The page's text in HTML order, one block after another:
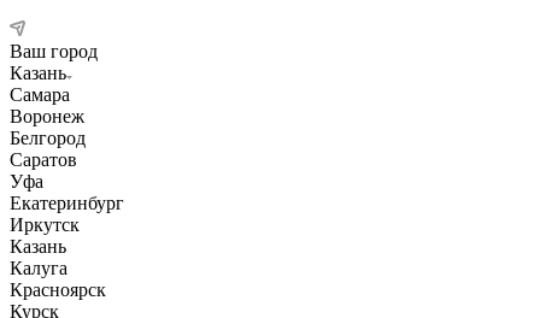
Ваш город
Казань
Самара
Воронеж
Белгород
Саратов
Уфа
Екатеринбург
Иркутск
Казань
Калуга
Красноярск
Курск